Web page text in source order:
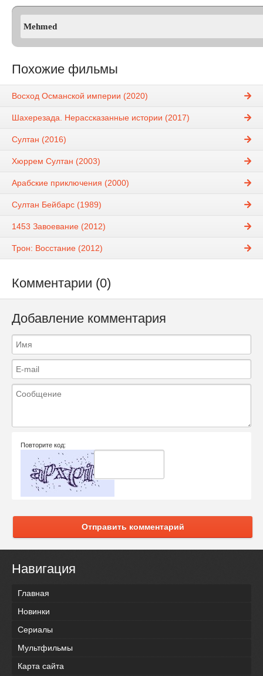
Похожие фильмы
Восход Османской империи (2020)
Шахерезада. Нерассказанные истории (2017)
Султан (2016)
Хюррем Султан (2003)
Арабские приключения (2000)
Султан Бейбарс (1989)
1453 Завоевание (2012)
Трон: Восстание (2012)
Комментарии (0)
Добавление комментария
Повторите код:
Отправить комментарий
Навигация
Главная
Новинки
Сериалы
Мультфильмы
Карта сайта